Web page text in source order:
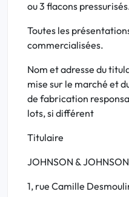
ou 3 flacons
Toutes les
commercialisées.
Nom et adresse du
mise sur le marché et
de fabrication
lots, si différent
Titulaire
JOHNSON &
1, rue Camille